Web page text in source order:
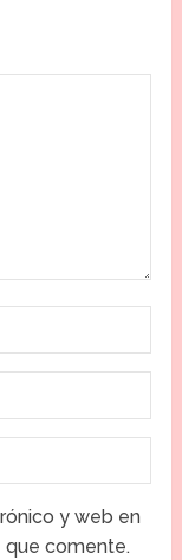
y web en
que comente.